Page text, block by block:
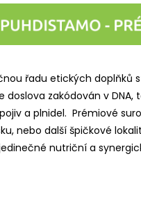
řadu etických doplňků
zakódován v
a plnidel. Prémiové
nebo další špičkové
nutriční a